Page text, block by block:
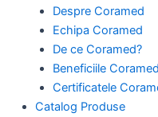
Despre Coramed
Echipa Coramed
De ce Coramed?
Beneficiile Coramed
Certificatele
Catalog Produse